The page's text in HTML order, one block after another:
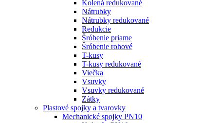
Kolená redukované
Nátrubky
Nátrubky redukované
Redukcie
Šróbenie priame
Šróbenie rohové
T-kusy
T-kusy redukované
Viečka
Vsuvky
Vsuvky redukované
Zátky
Plastové spojky a tvarovky
Mechanické spojky PN10